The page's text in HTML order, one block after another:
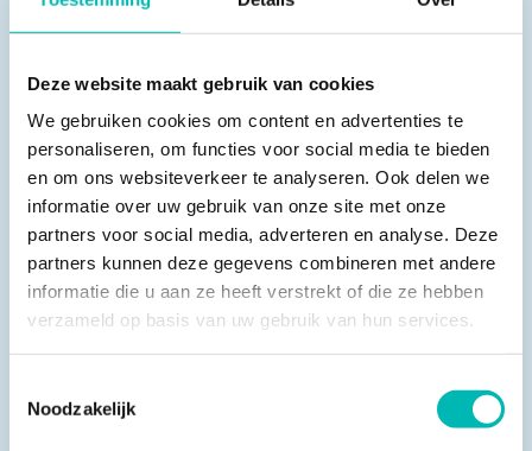
Deze website maakt gebruik van cookies
We gebruiken cookies om content en advertenties te
personaliseren, om functies voor social media te bieden
en om ons websiteverkeer te analyseren. Ook delen we
informatie over uw gebruik van onze site met onze
partners voor social media, adverteren en analyse. Deze
partners kunnen deze gegevens combineren met andere
informatie die u aan ze heeft verstrekt of die ze hebben
verzameld op basis van uw gebruik van hun services.
Noodzakelijk
bedrijfsstrategie, zeker wanneer een krappe
uitzonderlijk sterk doet gelden. Het is dan ook
daarom dat ik tot slot graag iedereen van harte
uitnodig om hiertoe een krachtmeting te doen en
voor je bedrijfsversterking de samenwerking te
zoeken met VLR en FME. Klik op de button in de
berichtgeving in deze nieuwsbrief, die je naar de scan
leidt.
Ik wens je een mooie zomer toe.